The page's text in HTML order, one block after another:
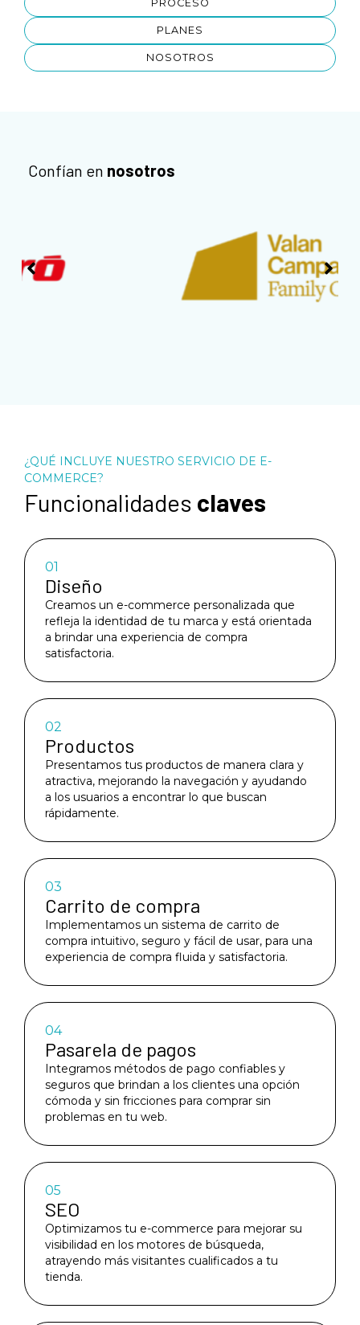
PROCESO
PLANES
NOSOTROS
Confían en nosotros
¿QUÉ INCLUYE NUESTRO SERVICIO DE E-
COMMERCE?
Funcionalidades claves
01
Diseño
Creamos un e-commerce personalizada que
refleja la identidad de tu marca y está orientada
a brindar una experiencia de compra
satisfactoria.
02
Productos
Presentamos tus productos de manera clara y
atractiva, mejorando la navegación y ayudando
a los usuarios a encontrar lo que buscan
rápidamente.
03
Carrito de compra
Implementamos un sistema de carrito de
compra intuitivo, seguro y fácil de usar, para una
experiencia de compra fluida y satisfactoria.
04
Pasarela de pagos
Integramos métodos de pago confiables y
seguros que brindan a los clientes una opción
cómoda y sin fricciones para comprar sin
problemas en tu web.
05
SEO
Optimizamos tu e-commerce para mejorar su
visibilidad en los motores de búsqueda,
atrayendo más visitantes cualificados a tu
tienda.